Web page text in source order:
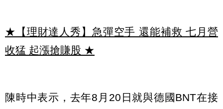
★【理財達人秀】急彈空手 還能補救 七月營
收猛 起漲搶賺股 ★
陳時中表示，去年8月20日就與德國BNT在接